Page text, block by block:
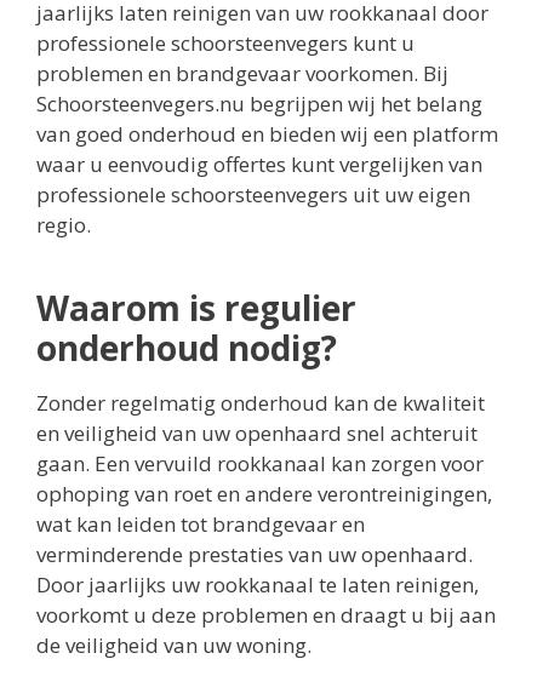
jaarlijks laten reinigen van uw rookkanaal door
professionele schoorsteenvegers kunt u
problemen en brandgevaar voorkomen. Bij
Schoorsteenvegers.nu begrijpen wij het belang
van goed onderhoud en bieden wij een platform
waar u eenvoudig offertes kunt vergelijken van
professionele schoorsteenvegers uit uw eigen
regio.
Waarom is regulier
onderhoud nodig?
Zonder regelmatig onderhoud kan de kwaliteit
en veiligheid van uw openhaard snel achteruit
gaan. Een vervuild rookkanaal kan zorgen voor
ophoping van roet en andere verontreinigingen,
wat kan leiden tot brandgevaar en
verminderende prestaties van uw openhaard.
Door jaarlijks uw rookkanaal te laten reinigen,
voorkomt u deze problemen en draagt u bij aan
de veiligheid van uw woning.